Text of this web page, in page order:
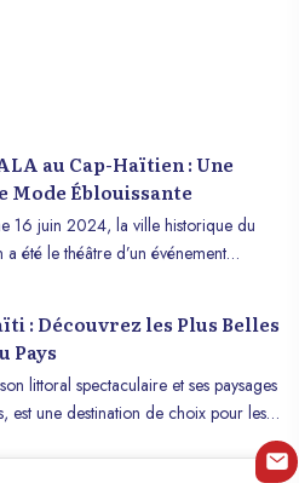
au Cap-Haïtien : Une
Mode Éblouissante
16 juin 2024, la ville historique du
été le théâtre d’un événement
des habitants et des visiteurs,
moment inoubliable dans le calendrier
de la région.
: Découvrez les Plus Belles
Pays
littoral spectaculaire et ses paysages
est une destination de choix pour les
plages paradisiaques. Le pays, souvent
ses trésors naturels, abrite certaines